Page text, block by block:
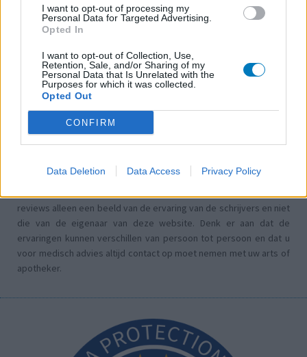
I want to opt-out of processing my
Personal Data for Targeted Advertising.
Opted In
I want to opt-out of Collection, Use,
Retention, Sale, and/or Sharing of my
Personal Data that Is Unrelated with the
Purposes for which it was collected.
Opted Out
CONFIRM
Data Deletion Data Access Privacy Policy
Dexamfetamine (446)
ADHD - psychostimulantia
Euthyrox (436)
Schildklier - hypothyroidie (traagwerkend)
De reviews op deze pagina zijn door de gebruikers
gegenereerd en vervolgens gelezen en aangepast alvorens
een review voor een medicijn. Voor het delen van ervaringen is
reviews alleen een beeld van de ervaring van de schrijvers en niet
die van de eigenaar van deze website. Denk er aan dat de
ervaringen kunnen verschillen van persoon tot persoon en dat u
voor medisch advies altijd contact op moet nemen met uw arts of
apotheker.